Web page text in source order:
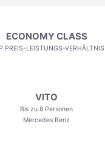
ECONOMY CLASS
PREIS-LEISTUNGS-VERHÄLTNIS
VITO
Bis zu 8 Personen
Mercedes Benz